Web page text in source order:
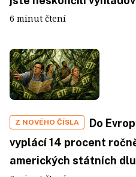
6 minut čtení
Z NOVÉHO ČÍSLA
Do
vyplácí 14 procent
amerických státních